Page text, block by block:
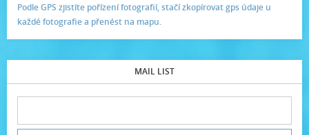
Podle GPS zjistíte pořízení fotografií, stačí zkopírovat gps údaje u
každé fotografie a přenést na mapu.
MAIL LIST